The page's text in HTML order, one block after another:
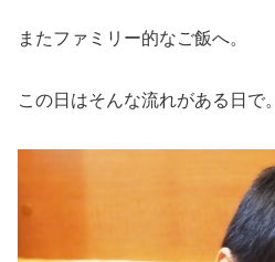
またファミリー的なご飯へ。
この日はそんな流れがある日で。